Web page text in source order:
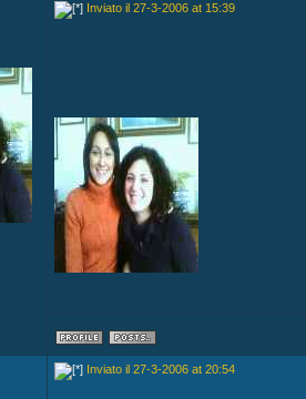
Inviato il 27-3-2006 at 15:39
Inviato il 27-3-2006 at 20:54